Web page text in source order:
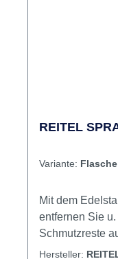
REITEL
Variante:
Mit dem
entfernen Sie
Schmutzreste
Inhalt
Hersteller: